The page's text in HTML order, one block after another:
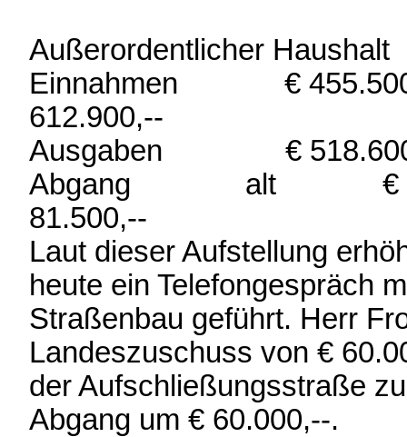
Außerordentlicher Haushalt
Einnahmen €
612.900,--
Ausgaben € 518.600,--
Abgang alt €
81.500,--
Laut dieser Aufstellung
heute ein Telefongespräch
Straßenbau geführt. Herr
Landeszuschuss von €
der Aufschließungsstraße
Abgang um € 60.000,--.